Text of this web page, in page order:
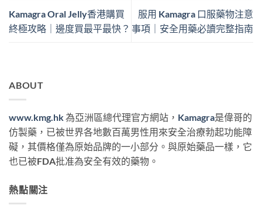
Kamagra Oral Jelly香港購買
終極攻略｜邊度買最平最快？
服用 Kamagra 口服藥物注意
事項｜安全用藥必讀完整指南
ABOUT
www.kmg.hk為亞洲區總代理官方網站， Kamagra是偉哥的
仿製藥，已被世界各地數百萬男性用來安全治療勃起功能障
礙，其價格僅為原始品牌的一小部分。與原始藥品一樣，它
也已被FDA批准為安全有效的藥物。
熱點關注